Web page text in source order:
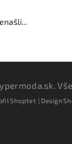
.
Shoptet | Design